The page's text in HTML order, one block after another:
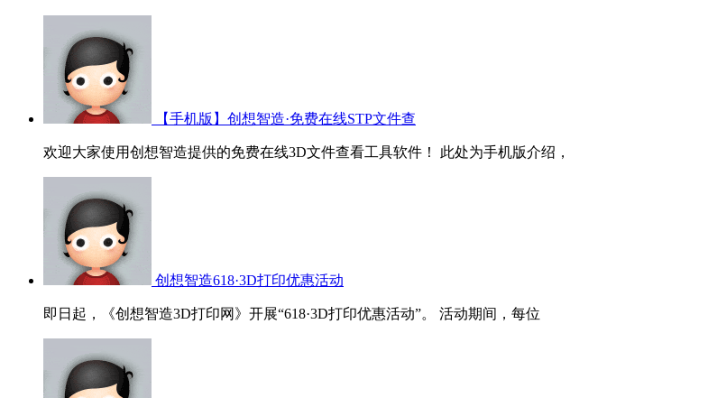
【手机版】创想智造·免费在线STP文件查
欢迎大家使用创想智造提供的免费在线3D文件查看工具软件！ 此处为手机版介绍，
创想智造618·3D打印优惠活动
即日起，《创想智造3D打印网》开展“618·3D打印优惠活动”。 活动期间，每位